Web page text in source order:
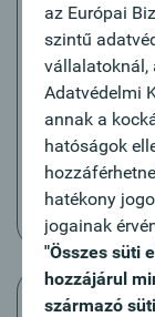
Számla- és
fogadhat. A
üzenetek,
képernyőjén
Útmutató
az Európai
szintű
vállalatoknál,
Adatvédelmi
annak a
hatóságok
hatékony
jogainak
"Összes süti
hozzájárul
származó